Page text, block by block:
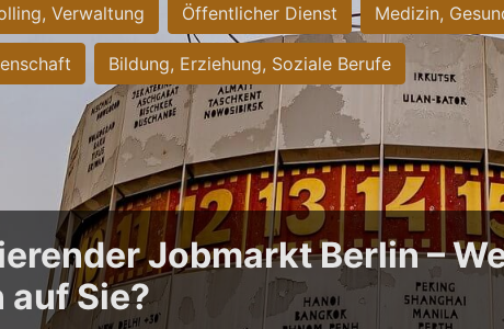
Verwaltung Öffentlicher Dienst Medizin,
Bildung, Erziehung, Soziale Berufe
Jobmarkt Berlin –
Sie?